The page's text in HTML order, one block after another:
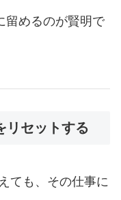
留めるのが賢明で
リセットする
ても、その仕事に